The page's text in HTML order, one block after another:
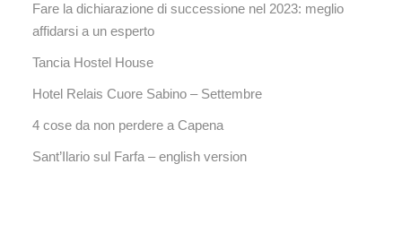
Fare la dichiarazione di successione nel 2023: meglio
affidarsi a un esperto
Tancia Hostel House
Hotel Relais Cuore Sabino – Settembre
4 cose da non perdere a Capena
Sant’Ilario sul Farfa – english version